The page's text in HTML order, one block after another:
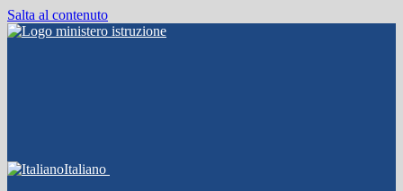
Salta al contenuto
Italiano